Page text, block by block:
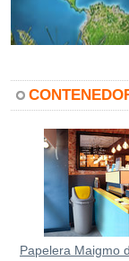
Papelera Maigmo